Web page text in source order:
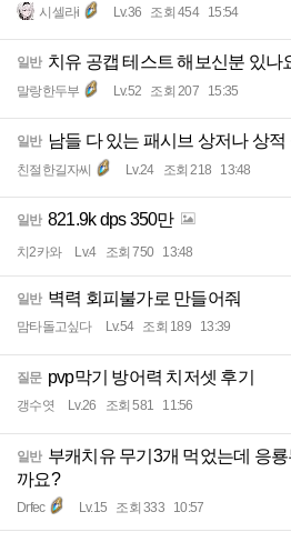
시셀라i Lv.36 조회 454 15:54
일반 치유 공캡 테스트 해보신분 있나
말랑한두부 Lv.52 조회 207 15:35
일반 남들 다 있는 패시브 상저나 상
친절한길자씨 Lv.24 조회 218 13:48
일반 821.9k dps 350만
치2카와 Lv.4 조회 750 13:48
일반 벽력 회피불가로 만들어줘
맘타돌고싶다 Lv.54 조회 189 13:39
질문 pvp막기 방어력 치저셋 후기
갱수엿 Lv.26 조회 581 11:56
일반 부캐치유 무기3개 먹었는데 응
까요?
Drfec Lv.15 조회 333 10:57